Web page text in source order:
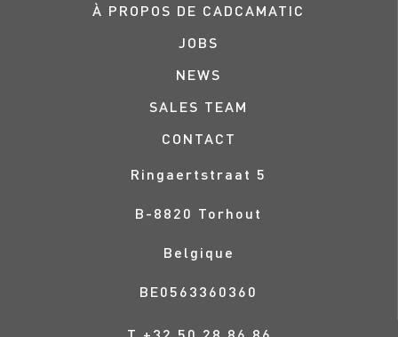
À PROPOS DE CADCAMATIC
JOBS
NEWS
SALES TEAM
CONTACT
Ringaertstraat 5
B-8820 Torhout
Belgique
BE0563360360